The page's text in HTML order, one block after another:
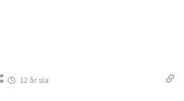
12 år sia